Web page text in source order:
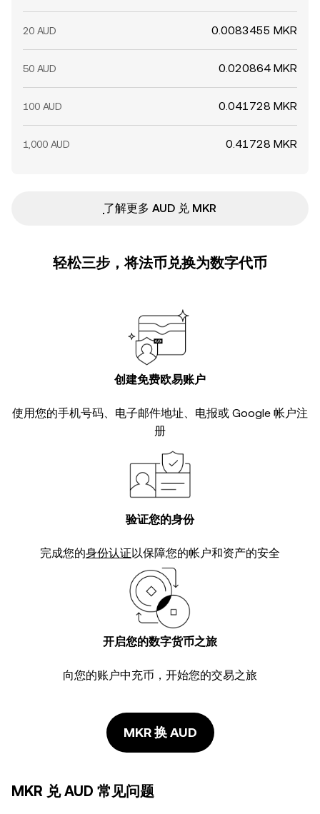
20 AUD 0.0083455 MKR
50 AUD 0.020864 MKR
100 AUD 0.041728 MKR
1,000 AUD 0.41728 MKR
ִִִִִִִִִִִִִִִִִִִִִִִִִִִִִִִִִִִִִִִִִִִִִִִ了解更多 AUD 兑 MKR
轻松三步，将法币兑换为数字代币
创建免费欧易账户
使用您的手机号码、电子邮件地址、电报或 Google 帐户注
册
验证您的身份
完成您的身份认证以保障您的帐户和资产的安全
开启您的数字货币之旅
向您的账户中充币，开始您的交易之旅
MKR 换 AUD
MKR 兑 AUD 常见问题